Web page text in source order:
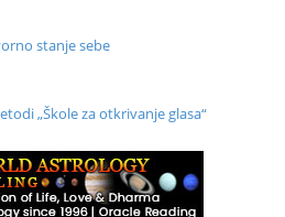
stanje sebe
„Škole za otkrivanje glasa“
drugih dimenzija Online – otvoreno za